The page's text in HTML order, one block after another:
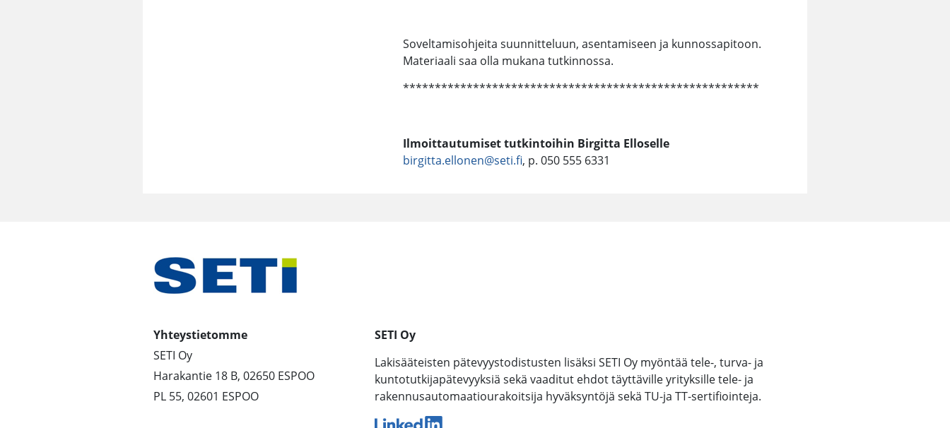
Soveltamisohjeita suunnitteluun, asentamiseen ja kunnossapitoon.
Materiaali saa olla mukana tutkinnossa.
********************************************************
Ilmoittautumiset tutkintoihin Birgitta Elloselle
birgitta.ellonen@seti.fi, p. 050 555 6331
Yhteystietomme
SETI Oy
Harakantie 18 B, 02650 ESPOO
PL 55, 02601 ESPOO
SETI Oy
Lakisääteisten pätevyystodistusten lisäksi SETI Oy myöntää tele-, turva- ja
kuntotutkijapätevyyksiä sekä vaaditut ehdot täyttäville yrityksille tele- ja
rakennusautomaatiourakoitsija hyväksyntöjä sekä TU-ja TT-sertifiointeja.